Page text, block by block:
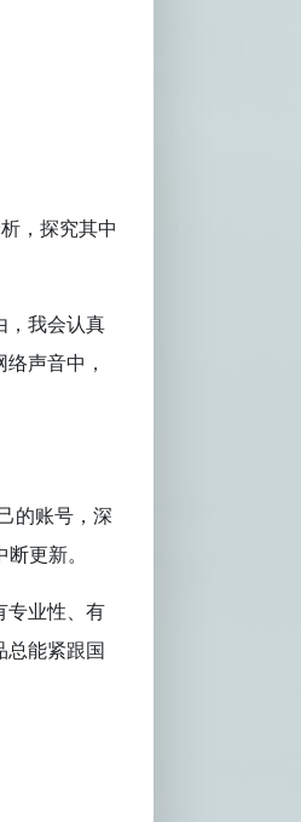
，探究其中
，我会认真
声音中，
的账号，深
更新。
专业性、有
总能紧跟国